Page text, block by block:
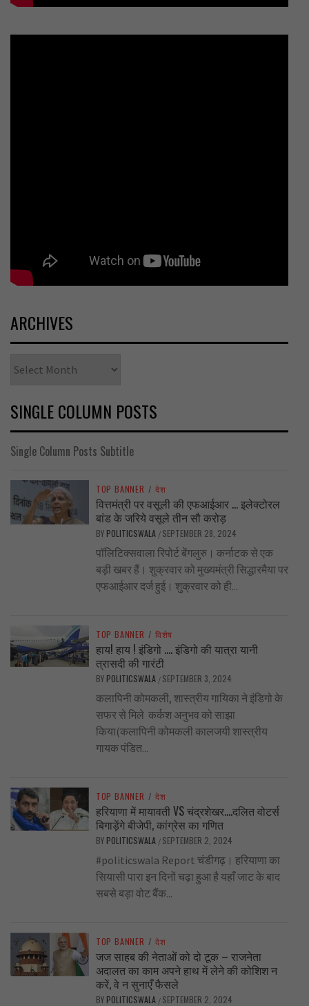
ARCHIVES
SINGLE COLUMN POSTS
Single Column Posts Subtitle
TOP BANNER / देश
वित्तमंत्री पर वसूली की एफआईआर … इलेक्टोरल
बांड के जरिये वसूले तीन सौ करोड़
BY POLITICSWALA / SEPTEMBER 28, 2024
पॉलिटिक्सवाला रिपोर्ट बेंगलुरु। कर्नाटक से एक
बड़ी खबर हैं। शुक्रवार को मुख्यमंत्री सिद्धारमैया पर
एफआईआर दर्ज हुई। शुक्रवार को ही...
TOP BANNER / विशेष
हाय! हाय ! इंडिगो …. इंडिगो की यात्रा यानी
त्रासदी की गारंटी
BY POLITICSWALA / SEPTEMBER 3, 2024
कलापिनी कोमकली, शास्त्रीय गायिका ने इंडिगो के
सफर से मिले कर्कश अनुभव को साझा
किया(कलापिनी कोमकली कालजयी शास्त्रीय
गायक पंडित...
TOP BANNER / देश
हरियाणा में मायावती VS चंद्रशेखर….दलित वोटर्स
बिगाड़ेंगे बीजेपी, कांग्रेस का गणित
BY POLITICSWALA / SEPTEMBER 2, 2024
#politicswala Report चंडीगढ़। हरियाणा का
सियासी पारा इन दिनों चढ़ा हुआ है यहाँ जाट के बाद
सबसे बड़ा वोट बैंक...
TOP BANNER / देश
जज साहब की नेताओं को दो टूक – राजनेता
अदालत का काम अपने हाथ में लेने की कोशिश न
करें, वे न सुनाएँ फैसले
BY POLITICSWALA / SEPTEMBER 2, 2024